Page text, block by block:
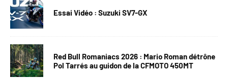
Essai Vidéo : Suzuki SV7-GX
Red Bull Romaniacs 2026 : Mario Roman détrône
Pol Tarrés au guidon de la CFMOTO 450MT